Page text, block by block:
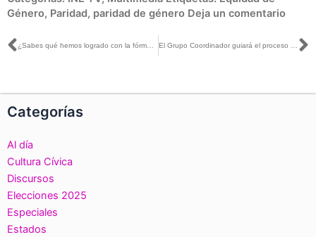
Género, Paridad, paridad de género Deja un comentario
Ant
Categorías
Al día
Cultura Cívica
Discursos
Elecciones 2025
Especiales
Estados